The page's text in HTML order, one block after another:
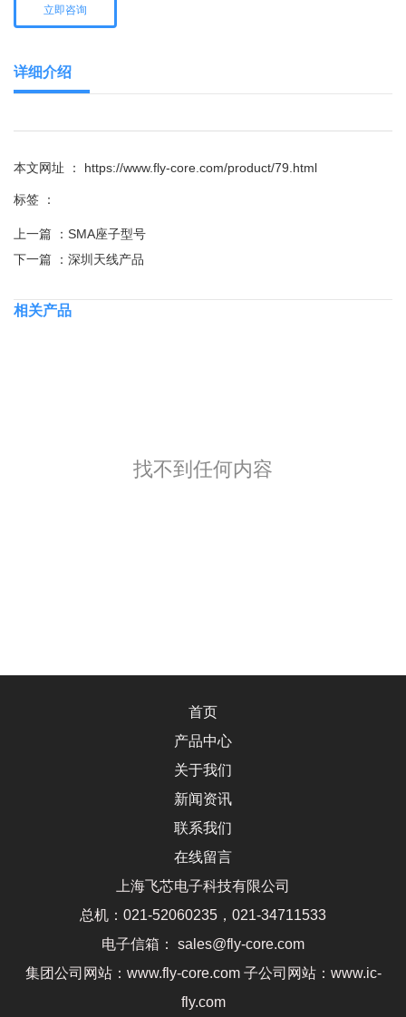
立即咨询
详细介绍
本文网址 ： https://www.fly-core.com/product/79.html
标签 ：
上一篇 ： SMA座子型号
下一篇 ： 深圳天线产品
相关产品
找不到任何内容
首页
产品中心
关于我们
新闻资讯
联系我们
在线留言
上海飞芯电子科技有限公司
总机：021-52060235，021-34711533
电子信箱： sales@fly-core.com
集团公司网站：www.fly-core.com 子公司网站：www.ic-
fly.com